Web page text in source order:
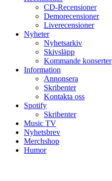
CD-Recensioner
Demorecensioner
Liverecensioner
Nyheter
Nyhetsarkiv
Skivsläpp
Kommande konserter
Information
Annonsera
Skribenter
Kontakta oss
Spotify
Skribenter
Music TV
Nyhetsbrev
Merchshop
Humor